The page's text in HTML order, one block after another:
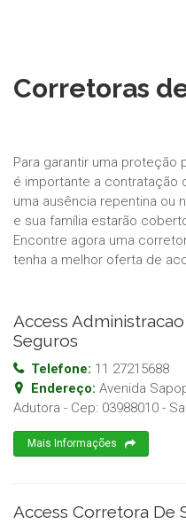
Corretoras
Para garantir uma proteção
é importante a contratação
uma ausência repentina ou
e sua família estarão
Encontre agora uma
tenha a melhor oferta de
Access
Seguros
Telefone: 11 27215688
Endereço: Avenida
Adutora - Cep: 03988010 -
Mais Informações
Access Corretora De